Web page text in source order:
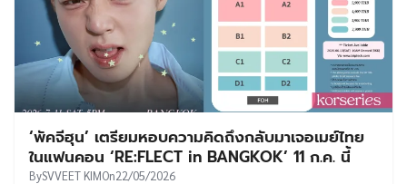
‘พัคจีฮุน’ เตรียมหอบความคิดถึงกลับมาเจอเมย์ไทย
ในแฟนคอน ‘RE:FLECT in BANGKOK’ 11 ก.ค. นี้
BySVVEET KIMOn22/05/2026